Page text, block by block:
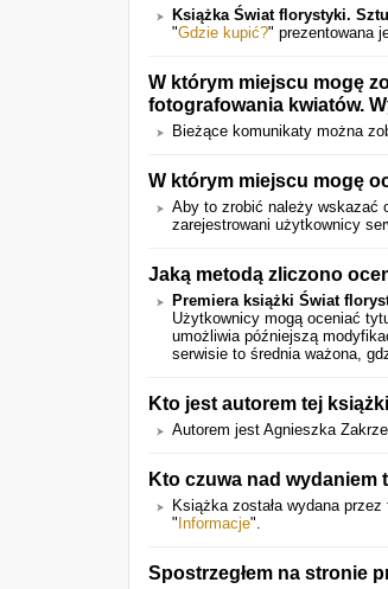
Książka Świat florystyki.
"Gdzie kupić?" prezentowana
W którym miejscu mogę
fotografowania kwiatów.
Bieżące komunikaty można
W którym miejscu mogę
Aby to zrobić należy wskazać
zarejestrowani użytkownicy
Jaką metodą zliczono
Premiera książki Świat
Użytkownicy mogą oceniać
umożliwia późniejszą
serwisie to średnia ważona,
Kto jest autorem tej
Autorem jest Agnieszka
Kto czuwa nad wydaniem
Książka została wydana
" Informacje".
Spostrzegłem na stronie